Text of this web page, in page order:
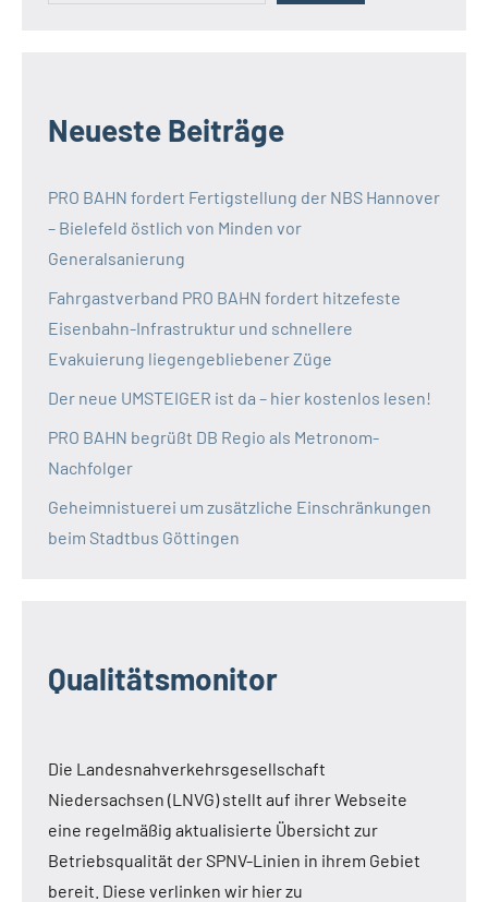
Neueste Beiträge
PRO BAHN fordert Fertigstellung der NBS Hannover
– Bielefeld östlich von Minden vor
Generalsanierung
Fahrgastverband PRO BAHN fordert hitzefeste
Eisenbahn-Infrastruktur und schnellere
Evakuierung liegengebliebener Züge
Der neue UMSTEIGER ist da – hier kostenlos lesen!
PRO BAHN begrüßt DB Regio als Metronom-
Nachfolger
Geheimnistuerei um zusätzliche Einschränkungen
beim Stadtbus Göttingen
Qualitätsmonitor
Die Landesnahverkehrsgesellschaft
Niedersachsen (LNVG) stellt auf ihrer Webseite
eine regelmäßig aktualisierte Übersicht zur
Betriebsqualität der SPNV-Linien in ihrem Gebiet
bereit. Diese verlinken wir hier zu